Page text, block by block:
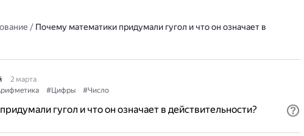
/ Почему математики придумали гугол и что он означает в
2 марта
#Цифры #Число
гугол и что он означает в действительности?